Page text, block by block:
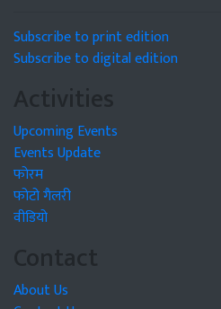
Subscribe to print edition
Subscribe to digital edition
Activities
Upcoming Events
Events Update
फोरम
फोटो गैलरी
वीडियो
Contact
About Us